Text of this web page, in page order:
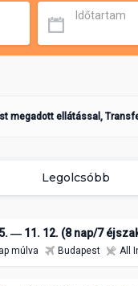
Időtartam
megadott ellátással,
Legolcsóbb
― 11. 12. (8 nap/7
múlva Budapest All